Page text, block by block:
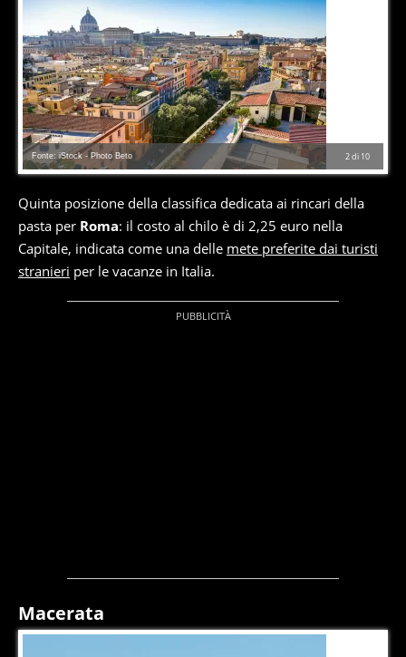
2di 10
Fonte: iStock - Photo Beto
Quinta posizione della classifica dedicata ai rincari della
pasta per Roma: il costo al chilo è di 2,25 euro nella
Capitale, indicata come una delle mete preferite dai turisti
stranieri per le vacanze in Italia.
Macerata